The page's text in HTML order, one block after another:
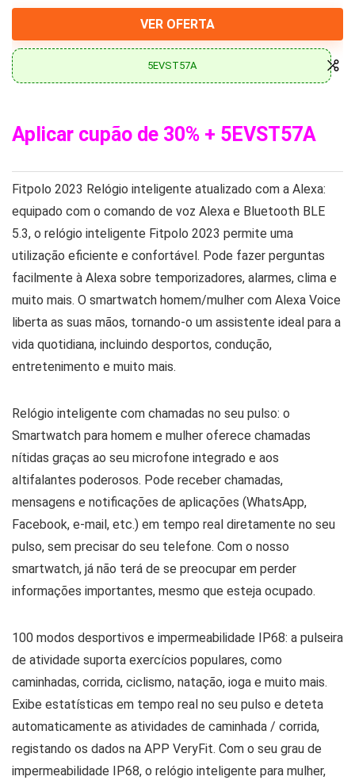
VER OFERTA
5EVST57A
Aplicar cupão de 30% + 5EVST57A
Fitpolo 2023 Relógio inteligente atualizado com a Alexa:
equipado com o comando de voz Alexa e Bluetooth BLE
5.3, o relógio inteligente Fitpolo 2023 permite uma
utilização eficiente e confortável. Pode fazer perguntas
facilmente à Alexa sobre temporizadores, alarmes, clima e
muito mais. O smartwatch homem/mulher com Alexa Voice
liberta as suas mãos, tornando-o um assistente ideal para a
vida quotidiana, incluindo desportos, condução,
entretenimento e muito mais.
Relógio inteligente com chamadas no seu pulso: o
Smartwatch para homem e mulher oferece chamadas
nítidas graças ao seu microfone integrado e aos
altifalantes poderosos. Pode receber chamadas,
mensagens e notificações de aplicações (WhatsApp,
Facebook, e-mail, etc.) em tempo real diretamente no seu
pulso, sem precisar do seu telefone. Com o nosso
smartwatch, já não terá de se preocupar em perder
informações importantes, mesmo que esteja ocupado.
100 modos desportivos e impermeabilidade IP68: a pulseira
de atividade suporta exercícios populares, como
caminhadas, corrida, ciclismo, natação, ioga e muito mais.
Exibe estatísticas em tempo real no seu pulso e deteta
automaticamente as atividades de caminhada / corrida,
registando os dados na APP VeryFit. Com o seu grau de
impermeabilidade IP68, o relógio inteligente para mulher,